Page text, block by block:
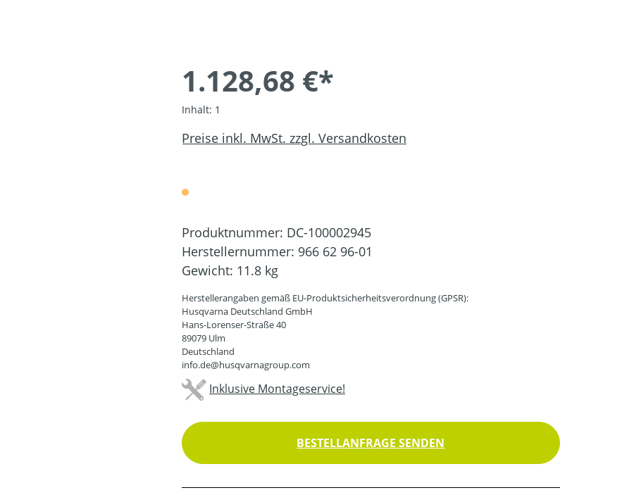
1.128,68 €*
Inhalt: 1
Preise inkl. MwSt. zzgl. Versandkosten
Produktnummer: DC-100002945
Herstellernummer: 966 62 96-01
Gewicht: 11.8 kg
Herstellerangaben gemäß EU-Produktsicherheitsverordnung (GPSR):
Husqvarna Deutschland GmbH
Hans-Lorenser-Straße 40
89079 Ulm
Deutschland
info.de@husqvarnagroup.com
Inklusive Montageservice!
BESTELLANFRAGE SENDEN